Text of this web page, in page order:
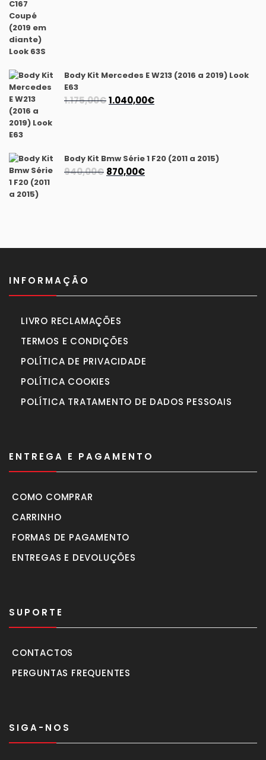
Body Kit Mercedes E W213 (2016 a 2019) Look
E63
1.175,00€O
1.175,00€.
1.040,00€O
1.040,00€.
Body Kit Bmw Série 1 F20 (2011 a 2015)
940,00€ O
870,00€O
INFORMAÇÃO
LIVRO RECLAMAÇÕES
TERMOS E CONDIÇÕES
POLÍTICA DE PRIVACIDADE
POLÍTICA COOKIES
POLÍTICA TRATAMENTO DE DADOS PESSOAIS
ENTREGA E PAGAMENTO
COMO COMPRAR
CARRINHO
FORMAS DE PAGAMENTO
ENTREGAS E DEVOLUÇÕES
SUPORTE
CONTACTOS
PERGUNTAS FREQUENTES
SIGA-NOS